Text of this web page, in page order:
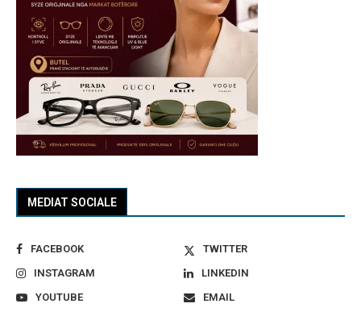
MEDIAT SOCIALE
FACEBOOK
TWITTER
INSTAGRAM
LINKEDIN
YOUTUBE
EMAIL